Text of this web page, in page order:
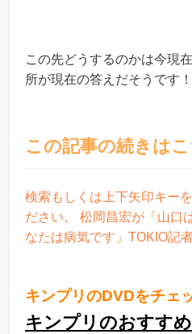
この先どうするのかは今現
所が現在の答えだそうです！
この記事の続きは
検索もしくは上下矢印キー
ださい。 松岡昌宏が「山口
なたは病気です」TOKIO記
キンプリのDVDをチェ
キンプリのおすす